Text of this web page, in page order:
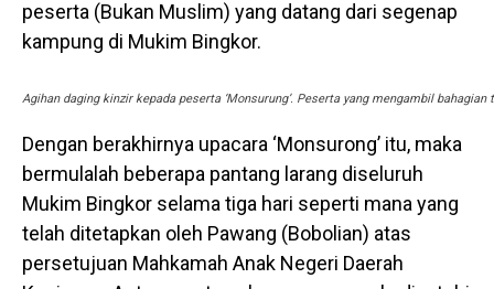
peserta (Bukan Muslim) yang datang dari segenap
kampung di Mukim Bingkor.
Agihan daging kinzir kepada peserta ‘Monsurung’. Peserta yang mengambil
Dengan berakhirnya upacara ‘Monsurong’ itu, maka
bermulalah beberapa pantang larang diseluruh
Mukim Bingkor selama tiga hari seperti mana yang
telah ditetapkan oleh Pawang (Bobolian) atas
persetujuan Mahkamah Anak Negeri Daerah